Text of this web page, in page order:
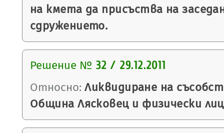
на кмета да присъства на
сдружението.
Решение № 32 / 29.12.2011
Относно: Ликвидиране на
Община Лясковец и физически